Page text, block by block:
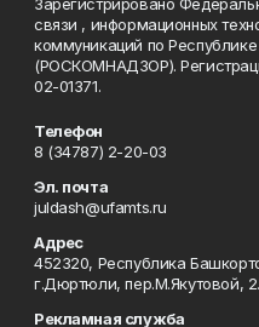
связи , информационных
коммуникаций по
(РОСКОМНАДЗОР).
02-01371.
Телефон
8 (34787) 2-20-03
Эл. почта
juldash@ufamts.ru
Адрес
452320, Республика
г.Дюртюли, пер.М.Якутовой, 2.
Рекламная служба